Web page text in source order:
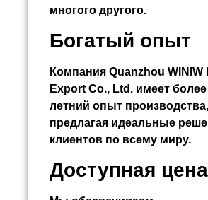
многого другого.
Богатый опыт
Компания Quanzhou WINIW
Export Co., Ltd. имеет
летний опыт производства,
предлагая идеальные
клиентов по всему миру.
Доступная цена